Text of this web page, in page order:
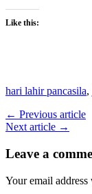
Like this:
hari lahir pancasila,
← Previous article
Next article →
Leave a
Your email